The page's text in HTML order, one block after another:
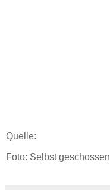
Quelle:
Foto: Selbst geschossen